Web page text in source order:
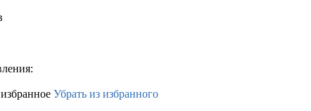
Убрать из избранного